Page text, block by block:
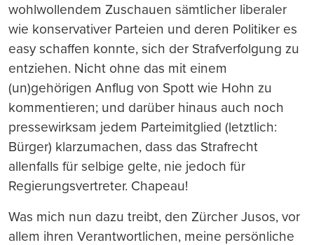
wohlwollendem Zuschauen sämtlicher liberaler
wie konservativer Parteien und deren Politiker es
easy schaffen konnte, sich der Strafverfolgung zu
entziehen. Nicht ohne das mit einem
(un)gehörigen Anflug von Spott wie Hohn zu
kommentieren; und darüber hinaus auch noch
pressewirksam jedem Parteimitglied (letztlich:
Bürger) klarzumachen, dass das Strafrecht
allenfalls für selbige gelte, nie jedoch für
Regierungsvertreter. Chapeau!
Was mich nun dazu treibt, den Zürcher Jusos, vor
allem ihren Verantwortlichen, meine persönliche